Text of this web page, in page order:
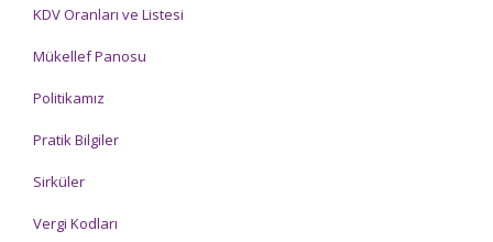
KDV Oranları ve Listesi
Mükellef Panosu
Politikamız
Pratik Bilgiler
Sirküler
Vergi Kodları